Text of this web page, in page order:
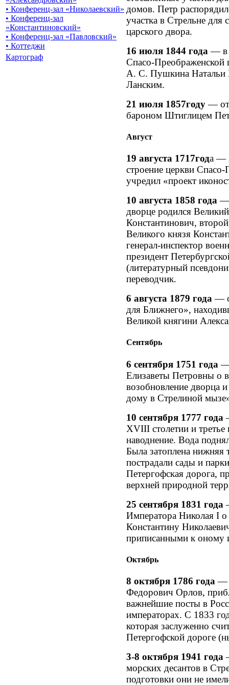
• Конференц-зал «Николаевский»
• Конференц-зал
«Константиновский»
• Конференц-зал «Павловский»
• Коттеджи
Картограф
домов. Петр
участка в Стрельне для
царского двора.
16 июля 1844 года — в
Спасо-Преображенской
А. С. Пушкина Натальи
Ланским.
21 июля 1857году—
бароном Штиглицем
Август
19 августа 1717года —
строение церкви
учредил «проект
10 августа 1858 года —
дворце родился
Константинович,
Великого князя
генерал-инспектор
президент
(литературный
переводчик.
6 августа 1879 года —
для Ближнего»,
Великой княгини
Сентябрь
6 сентября 1751 года —
Елизаветы Петровны о
возобновление дворца
дому в Стрелиной
10 сентября 1777 года
XVIII столетии и третье
наводнение. Вода
Была затоплена нижняя
пострадали сады и
Петергофская дорога,
верхней природной
25 сентября 1831 года
Императора Николая I
Константину
приписанными к оному
Октябрь
8 октября 1786 года —
Федорович Орлов,
важнейшие посты в
императорах. С 1833
которая заслуженно
Петергофской дороге
3-8 октября 1941 года
морских десантов в
подготовки они не